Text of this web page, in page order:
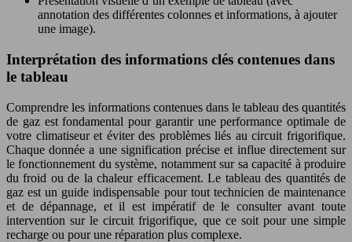
annotation des différentes colonnes et informations, à ajouter
une image).
Interprétation des informations clés contenues dans
le tableau
Comprendre les informations contenues dans le tableau des quantités
de gaz est fondamental pour garantir une performance optimale de
votre climatiseur et éviter des problèmes liés au circuit frigorifique.
Chaque donnée a une signification précise et influe directement sur
le fonctionnement du système, notamment sur sa capacité à produire
du froid ou de la chaleur efficacement. Le tableau des quantités de
gaz est un guide indispensable pour tout technicien de maintenance
et de dépannage, et il est impératif de le consulter avant toute
intervention sur le circuit frigorifique, que ce soit pour une simple
recharge ou pour une réparation plus complexe.